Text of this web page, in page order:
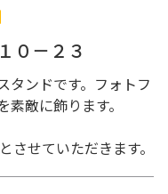
０－２３
タンドです。フォトフ
敵に飾ります。
せていただきます。